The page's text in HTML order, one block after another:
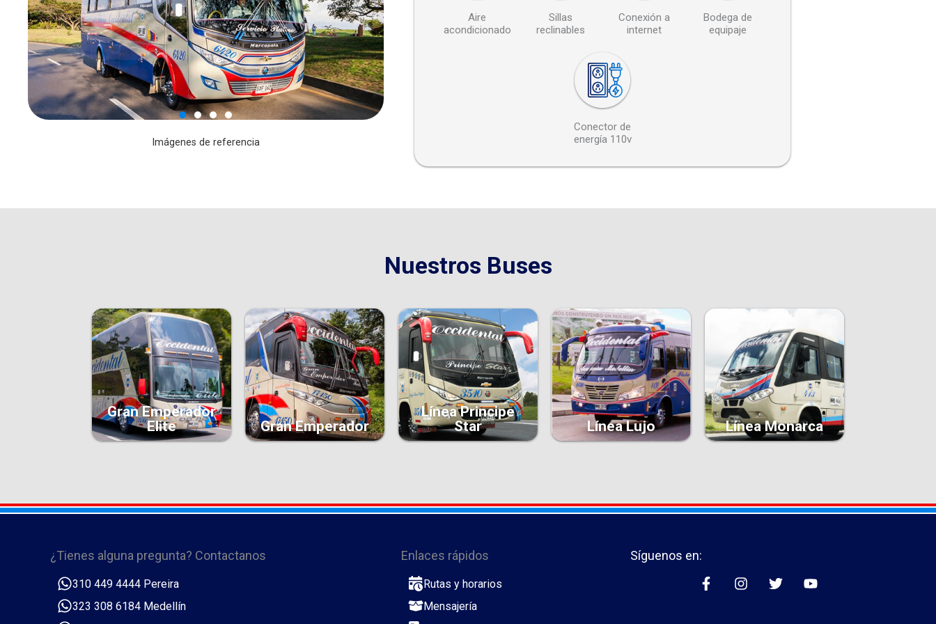
Imágenes de referencia
Aire
acondicionado
Sillas
reclinables
Conexión a
internet
Bodega de
equipaje
Conector de
energía 110v
Nuestros Buses
Gran Emperador
Elite
Gran Emperador
Línea Principe
Star
Línea Lujo Línea Monarca
¿Tienes alguna pregunta? Contactanos
310 449 4444 Pereira
323 308 6184 Medellín
Enlaces rápidos
Rutas y horarios
Mensajería
Síguenos en: